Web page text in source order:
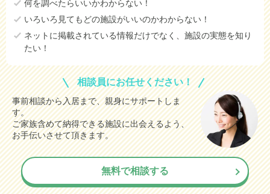
何を調べたらいいかわからない！
いろいろ見てもどの施設がいいのかわからない！
ネットに掲載されている情報だけでなく、施設の実態を知り
たい！
相談員にお任せください！
事前相談から入居まで、親身にサポートしま
す。
ご家族含めて納得できる施設に出会えるよう、
お手伝いさせて頂きます。
無料で相談する